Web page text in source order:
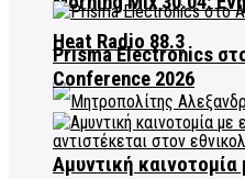
Heat Radio 88.3
Prisma Electronics
Conference 2026
Αμυντική